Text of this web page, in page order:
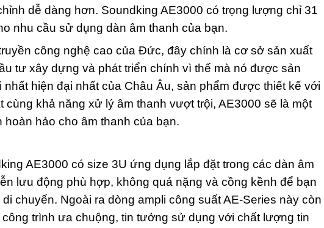
dễ dàng hơn. Soundking AE3000 có trọng lượng chỉ 31
nhu cầu sử dụng dàn âm thanh của bạn.
công nghệ cao của Đức, đây chính là cơ sở sản xuất
tư xây dựng và phát triển chính vì thế mà nó được sản
hiện đại nhất của Châu Âu, sản phẩm được thiết kế với
cùng khả năng xử lý âm thanh vượt trội, AE3000 sẽ là một
hảo cho âm thanh của bạn.
AE3000 có size 3U ứng dụng lắp đặt trong các dàn âm
lưu động phù hợp, không quá nặng và cồng kềnh để bạn
chuyển. Ngoài ra dòng ampli công suất AE-Series này còn
trình ưa chuộng, tin tưởng sử dụng với chất lượng tin